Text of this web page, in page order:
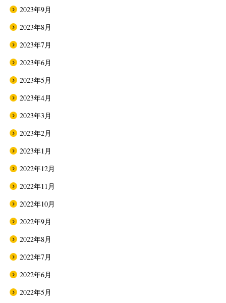
2023年9月
2023年8月
2023年7月
2023年6月
2023年5月
2023年4月
2023年3月
2023年2月
2023年1月
2022年12月
2022年11月
2022年10月
2022年9月
2022年8月
2022年7月
2022年6月
2022年5月